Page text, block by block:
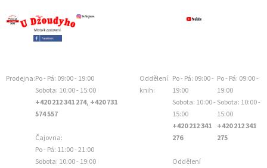
Prodejna:Po - Pá: 09:00 - 19:00
Sobota: 10:00 - 15:00
+420 212 341 274, +420 731
574 557
Čajovna:
Po - Pá: 11:00 - 21:00
Sobota: 10:00 - 19:00
Oddělení
knih:
Po - Pá: 09:00 -
19:00
Sobota: 10:00 -
15:00
+420 212 341
276
Oddělení
Po - Pá: 09:00 -
19:00
Sobota: 10:00 -
15:00
+420 212 341
275